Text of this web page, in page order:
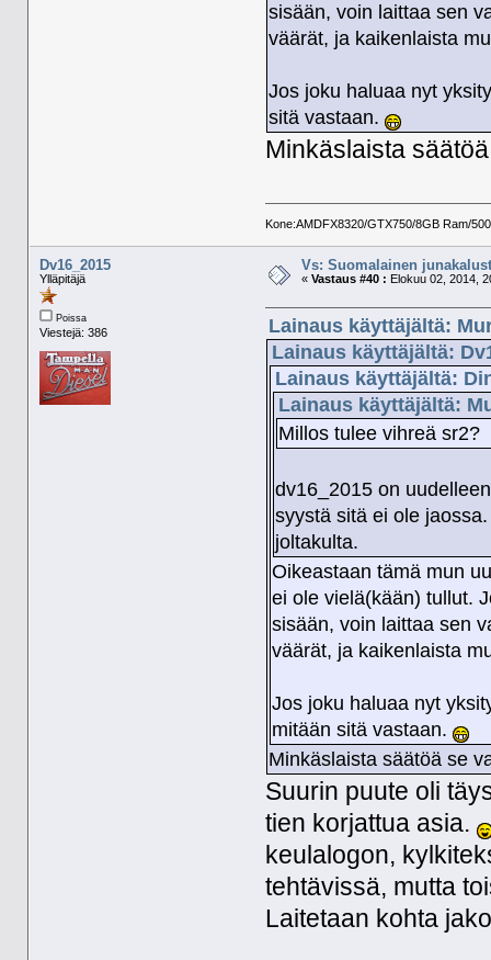
sisään, voin laittaa sen
väärät, ja kaikenlaista
Jos joku haluaa nyt
sitä vastaan.
Minkäslaista
Kone:AMDFX8320/GTX750/8GB Ram/
Dv16_2015
Ylläpitäjä
Poissa
Viestejä: 386
Vs: Suomalainen
« Vastaus #40 : Elokuu 02, 2014,
Lainaus käyttäjältä:
Lainaus käyttäjältä:
Lainaus käyttäjältä:
Lainaus käyttäjältä:
Millos tulee vihreä sr2?
dv16_2015 on
syystä sitä ei ole
joltakulta.
Oikeastaan tämä mun
ei ole vielä(kään) tullut.
sisään, voin laittaa sen
väärät, ja kaikenlaista
Jos joku haluaa nyt
mitään sitä vastaan.
Minkäslaista säätöä se
Suurin puute oli
tien korjattua asia.
keulalogon,
tehtävissä, mutta
Laitetaan kohta